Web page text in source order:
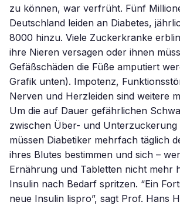
zu können, war verfrüht. Fünf
Deutschland leiden an Diabetes,
8000 hinzu. Viele Zuckerkranke
ihre Nieren versagen oder ihnen
Gefäßschäden die Füße amputiert
Grafik unten). Impotenz,
Nerven und Herzleiden sind weitere
Um die auf Dauer gefährlichen
zwischen Über- und Unterzuckerung
müssen Diabetiker mehrfach täglich
ihres Blutes bestimmen und sich –
Ernährung und Tabletten nicht mehr
Insulin nach Bedarf spritzen. “Ein
neue Insulin lispro”, sagt Prof. Hans